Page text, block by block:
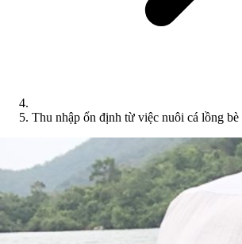
Thu nhập ổn định từ việc nuôi cá lồng bè